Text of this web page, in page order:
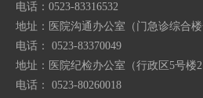
电话：0523-83316532
地址：医院沟通办公室（门急诊综合楼
电话： 0523-83370049
地址：医院纪检办公室（行政区5号楼
电话： 0523-80260018